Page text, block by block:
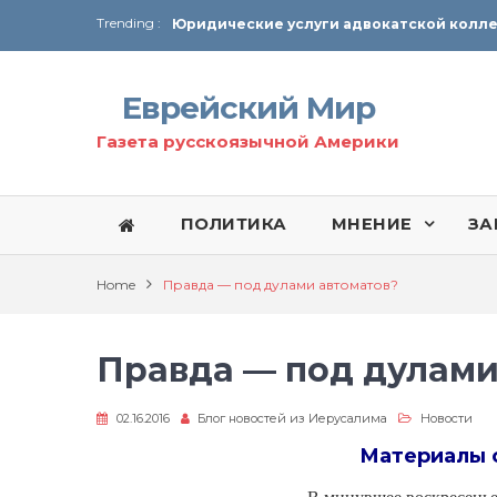
Trending :
От Ирана до Ливана и Газы
Еврейский Мир
Газета русскоязычной Америки
ПОЛИТИКА МНЕНИЕ
Home Правда — под дулами автоматов?
Правда — под дулами
02.16.2016 Блог новостей из Иерусалима Новости
Материалы